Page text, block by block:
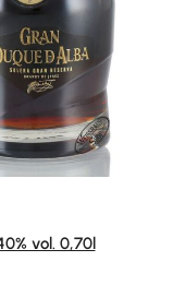
5 Sternen
vol. 0,70l